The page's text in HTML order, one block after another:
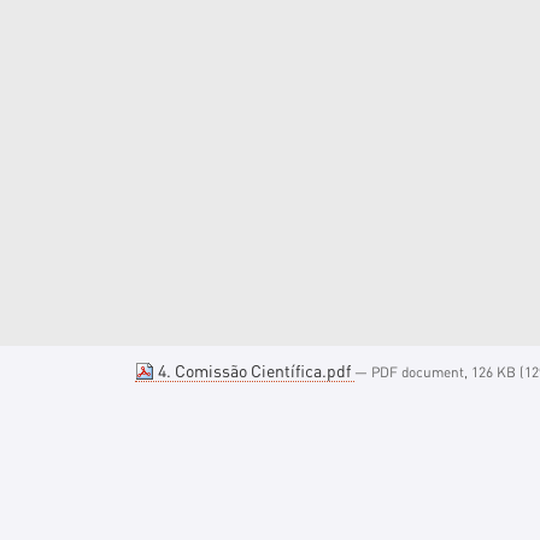
4. Comissão Científica.pdf — PDF document, 126 KB